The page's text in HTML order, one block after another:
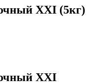
ХХI (5кг)
ХХI